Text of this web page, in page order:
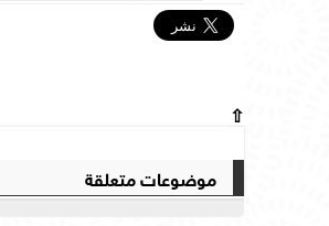
⇧
موضوعات متعلقة